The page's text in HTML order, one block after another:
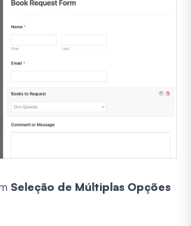
Seleção de Múltiplas Opções